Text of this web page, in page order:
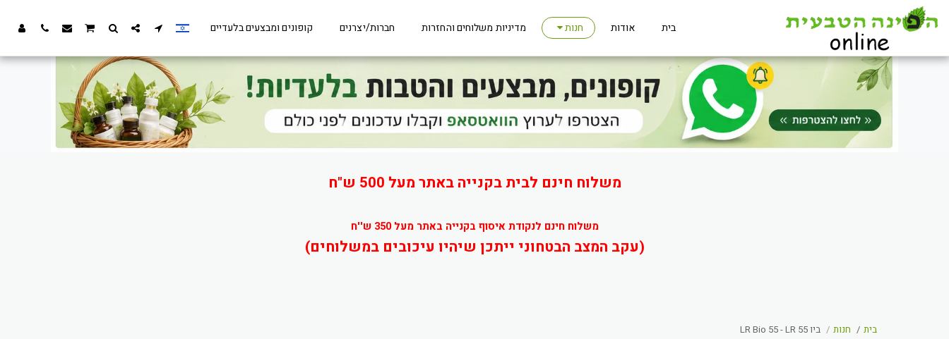
משלוח חינם לבית בקנייה באתר מעל 500 ש"ח
משלוח חינם לנקודת איסוף בקנייה באתר מעל 350 ש''ח
(עקב המצב הבטחוני ייתכן שיהיו עיכובים במשלוחים)
בית אודות חנות מדיניות משלוחים והחזרות חברות/יצרנים קופונים ומבצעים בלעדיים
בית חנות ביו 55 LR Bio 55 - LR